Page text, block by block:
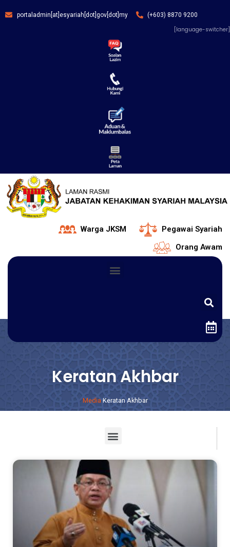
portaladmin[at]esyariah[dot]gov[dot]my (+603) 8870 9200
[language-switcher]
Warga JKSM
Pegawai Syariah
Orang Awam
Keratan Akhbar
Media Keratan Akhbar